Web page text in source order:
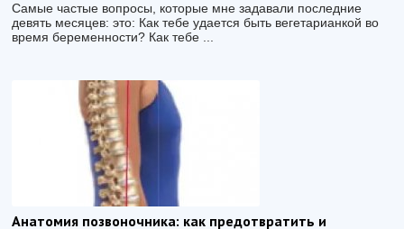
Самые частые вопросы, которые мне задавали последние
девять месяцев: это: Как тебе удается быть вегетарианкой во
время беременности? Как тебе ...
Анатомия позвоночника: как предотвратить и